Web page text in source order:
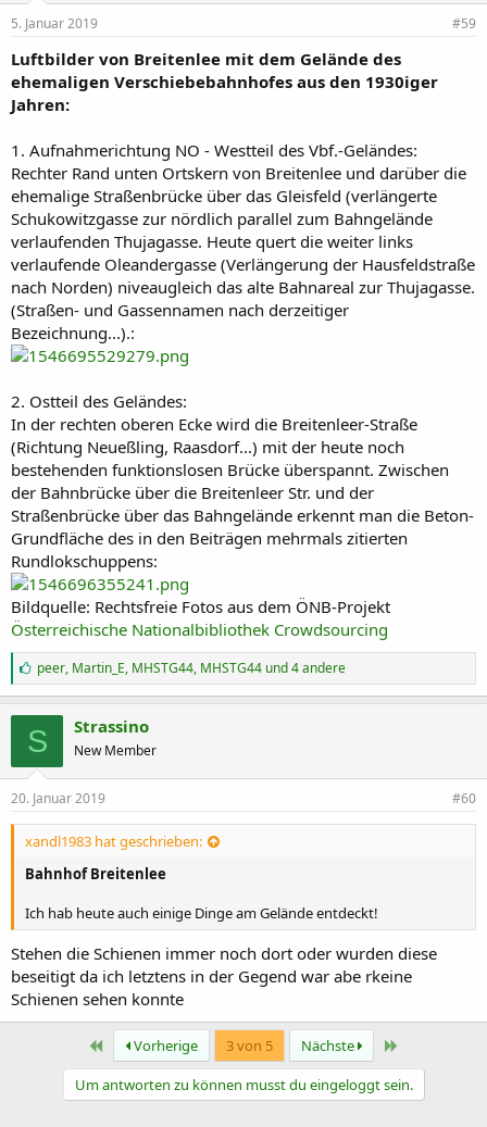
5. Januar 2019 #59
Luftbilder von Breitenlee mit dem Gelände des
ehemaligen Verschiebebahnhofes aus den 1930iger
Jahren:
1. Aufnahmerichtung NO - Westteil des Vbf.-Geländes:
Rechter Rand unten Ortskern von Breitenlee und darüber die
ehemalige Straßenbrücke über das Gleisfeld (verlängerte
Schukowitzgasse zur nördlich parallel zum Bahngelände
verlaufenden Thujagasse. Heute quert die weiter links
verlaufende Oleandergasse (Verlängerung der Hausfeldstraße
nach Norden) niveaugleich das alte Bahnareal zur Thujagasse.
(Straßen- und Gassennamen nach derzeitiger
Bezeichnung...).:
2. Ostteil des Geländes:
In der rechten oberen Ecke wird die Breitenleer-Straße
(Richtung Neueßling, Raasdorf...) mit der heute noch
bestehenden funktionslosen Brücke überspannt. Zwischen
der Bahnbrücke über die Breitenleer Str. und der
Straßenbrücke über das Bahngelände erkennt man die Beton-
Grundfläche des in den Beiträgen mehrmals zitierten
Rundlokschuppens:
Bildquelle: Rechtsfreie Fotos aus dem ÖNB-Projekt
Österreichische Nationalbibliothek Crowdsourcing
G
e
f
ä
l
l
t
i
r
:
peer, Martin_E, MHSTG44, MHSTG44 und 4 andere
S Strassino
New Member
20. Januar 2019 #60
xandl1983 hat geschrieben:
Bahnhof Breitenlee
Ich hab heute auch einige Dinge am Gelände entdeckt!
Stehen die Schienen immer noch dort oder wurden diese
beseitigt da ich letztens in der Gegend war abe rkeine
Schienen sehen konnte
ErsteVorherige 3 von 5 Nächste
Um antworten zu können musst du eingeloggt sein.